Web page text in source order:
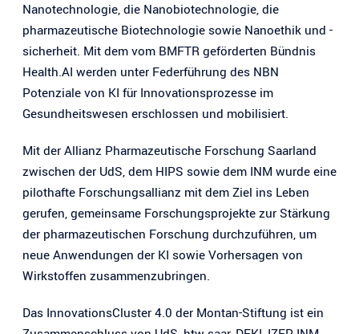
Nanotechnologie, die Nanobiotechnologie, die
pharmazeutische Biotechnologie sowie Nanoethik und -
sicherheit. Mit dem vom BMFTR geförderten Bündnis
Health.AI werden unter Federführung des NBN
Potenziale von KI für Innovationsprozesse im
Gesundheitswesen erschlossen und mobilisiert.
Mit der Allianz Pharmazeutische Forschung Saarland
zwischen der UdS, dem HIPS sowie dem INM wurde eine
pilothafte Forschungsallianz mit dem Ziel ins Leben
gerufen, gemeinsame Forschungsprojekte zur Stärkung
der pharmazeutischen Forschung durchzuführen, um
neue Anwendungen der KI sowie Vorhersagen von
Wirkstoffen zusammenzubringen.
Das InnovationsCluster 4.0 der Montan-Stiftung ist ein